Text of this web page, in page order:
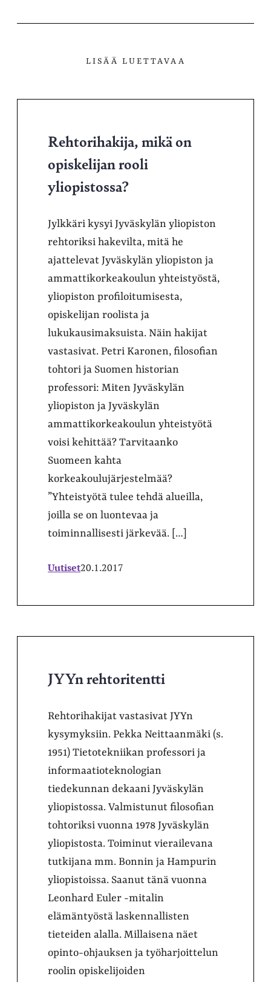
LISÄÄ LUETTAVAA
Rehtorihakija, mikä on
opiskelijan rooli
yliopistossa?
Jylkkäri kysyi Jyväskylän yliopiston
rehtoriksi hakevilta, mitä he
ajattelevat Jyväskylän yliopiston ja
ammattikorkeakoulun yhteistyöstä,
yliopiston profiloitumisesta,
opiskelijan roolista ja
lukukausimaksuista. Näin hakijat
vastasivat. Petri Karonen, filosofian
tohtori ja Suomen historian
professori: Miten Jyväskylän
yliopiston ja Jyväskylän
ammattikorkeakoulun yhteistyötä
voisi kehittää? Tarvitaanko
Suomeen kahta
korkeakoulujärjestelmää?
”Yhteistyötä tulee tehdä alueilla,
joilla se on luontevaa ja
toiminnallisesti järkevää. […]
Uutiset20.1.2017
JYYn rehtoritentti
Rehtorihakijat vastasivat JYYn
kysymyksiin. Pekka Neittaanmäki (s.
1951) Tietotekniikan professori ja
informaatioteknologian
tiedekunnan dekaani Jyväskylän
yliopistossa. Valmistunut filosofian
tohtoriksi vuonna 1978 Jyväskylän
yliopistosta. Toiminut vierailevana
tutkijana mm. Bonnin ja Hampurin
yliopistoissa. Saanut tänä vuonna
Leonhard Euler -mitalin
elämäntyöstä laskennallisten
tieteiden alalla. Millaisena näet
opinto-ohjauksen ja työharjoittelun
roolin opiskelijoiden